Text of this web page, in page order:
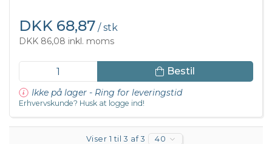
DKK 68,87 / stk
DKK 86,08 inkl. moms
Bestil
Ikke på lager - Ring for leveringstid
Erhvervskunde? Husk at logge ind!
Viser 1 til 3 af 3 40